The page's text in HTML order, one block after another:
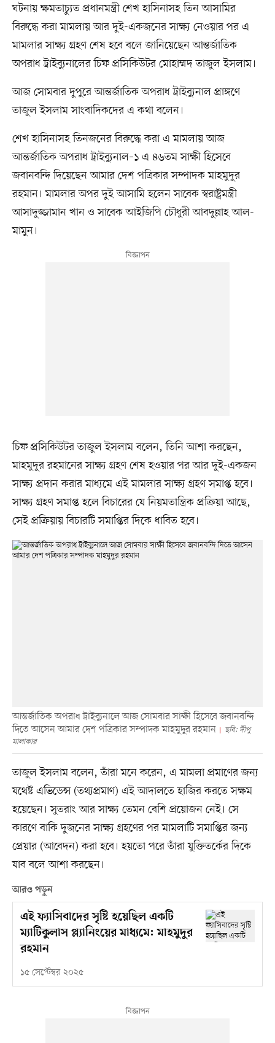
ঘটনায় ক্ষমতাচ্যুত প্রধানমন্ত্রী শেখ হাসিনাসহ তিন আসামির
বিরুদ্ধে করা মামলায় আর দুই-একজনের সাক্ষ্য নেওয়ার পর এ
মামলার সাক্ষ্য গ্রহণ শেষ হবে বলে জানিয়েছেন আন্তর্জাতিক
অপরাধ ট্রাইব্যুনালের চিফ প্রসিকিউটর মোহাম্মদ তাজুল ইসলাম।
আজ সোমবার দুপুরে আন্তর্জাতিক অপরাধ ট্রাইব্যুনাল প্রাঙ্গণে
তাজুল ইসলাম সাংবাদিকদের এ কথা বলেন।
শেখ হাসিনাসহ তিনজনের বিরুদ্ধে করা এ মামলায় আজ
আন্তর্জাতিক অপরাধ ট্রাইব্যুনাল–১ এ ৪৬তম সাক্ষী হিসেবে
জবানবন্দি দিয়েছেন আমার দেশ পত্রিকার সম্পাদক মাহমুদুর
রহমান। মামলার অপর দুই আসামি হলেন সাবেক স্বরাষ্ট্রমন্ত্রী
আসাদুজ্জামান খান ও সাবেক আইজিপি চৌধুরী আবদুল্লাহ আল-
মামুন।
চিফ প্রসিকিউটর তাজুল ইসলাম বলেন, তিনি আশা করছেন,
মাহমুদুর রহমানের সাক্ষ্য গ্রহণ শেষ হওয়ার পর আর দুই-একজন
সাক্ষ্য প্রদান করার মাধ্যমে এই মামলার সাক্ষ্য গ্রহণ সমাপ্ত হবে।
সাক্ষ্য গ্রহণ সমাপ্ত হলে বিচারের যে নিয়মতান্ত্রিক প্রক্রিয়া আছে,
সেই প্রক্রিয়ায় বিচারটি সমাপ্তির দিকে ধাবিত হবে।
আন্তর্জাতিক অপরাধ ট্রাইব্যুনালে আজ সোমবার সাক্ষী হিসেবে জবানবন্দি
দিতে আসেন আমার দেশ পত্রিকার সম্পাদক মাহমুদুর রহমান
ছবি: দীপু
মালাকার
তাজুল ইসলাম বলেন, তাঁরা মনে করেন, এ মামলা প্রমাণের জন্য
যথেষ্ট এভিডেন্স (তথ্যপ্রমাণ) এই আদালতে হাজির করতে সক্ষম
হয়েছেন। সুতরাং আর সাক্ষ্য তেমন বেশি প্রয়োজন নেই। সে
কারণে বাকি দুজনের সাক্ষ্য গ্রহণের পর মামলাটি সমাপ্তির জন্য
প্রেয়ার (আবেদন) করা হবে। হয়তো পরে তাঁরা যুক্তিতর্কের দিকে
যাব বলে আশা করছেন।
আরও পড়ুন
এই ফ্যাসিবাদের সৃষ্টি হয়েছিল একটি
ম্যাটিকুলাস প্ল্যানিংয়ের মাধ্যমে: মাহমুদুর
রহমান
১৫ সেপ্টেম্বর ২০২৫